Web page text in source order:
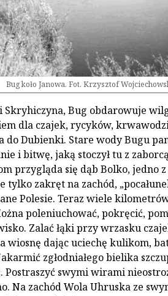
Bug koło Janowa. Fot. Krzysztof
Skryhiczyna, Bug obdarowuje
dla czajek, rycyków,
do Dubienki. Stare wody Bugu
i bitwę, jaką stoczył tu z
przygląda się dąb Bolko, jedno
tylko zakręt na zachód,
Polesie. Teraz wiele
poleniuchować, pokręcić,
Zalać łąki przy wrzasku
wiosnę dając uciechę kulikom,
zgłodniałego bielika
Postraszyć swymi wirami
Na zachód Wola Uhruska ze